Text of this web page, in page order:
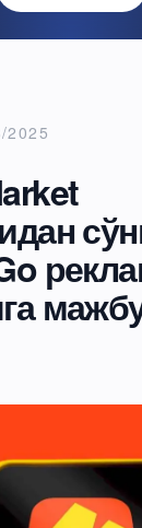
2025